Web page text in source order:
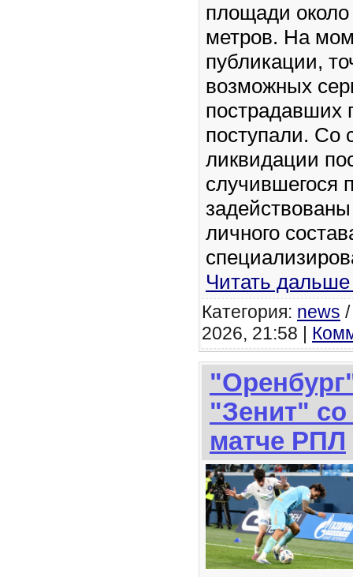
площади
метров. На
публикации,
возможных
пострадавших
поступали. Со
ликвидации
случившегося
личного
Читать
Категория: news
2026, 21:58 |
"Зенит" со
матче РПЛ